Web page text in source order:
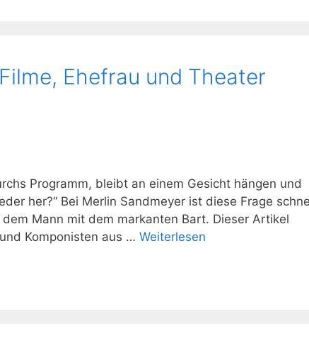
Ehefrau und Theater
Programm, bleibt an einem Gesicht hängen und
her?“ Bei Merlin Sandmeyer ist diese Frage
Mann mit dem markanten Bart. Dieser Artikel
Komponisten aus … Weiterlesen